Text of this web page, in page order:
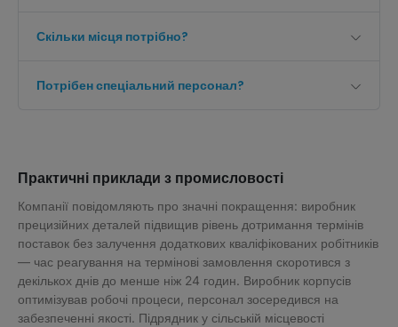
Скільки місця потрібно?
Потрібен спеціальний персонал?
Практичні приклади з промисловості
Компанії повідомляють про значні покращення: виробник
прецизійних деталей підвищив рівень дотримання термінів
поставок без залучення додаткових кваліфікованих робітників
— час реагування на термінові замовлення скоротився з
декількох днів до менше ніж 24 годин. Виробник корпусів
оптимізував робочі процеси, персонал зосередився на
забезпеченні якості. Підрядник у сільській місцевості